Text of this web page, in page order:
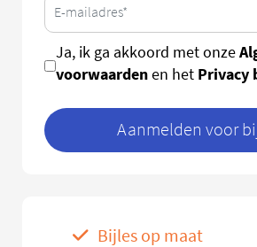
Ja, ik ga akkoord met onze
voorwaardenen het Privacy
Aanmelden voor
Bijles op maat